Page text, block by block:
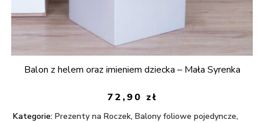
Balon z helem oraz imieniem dziecka – Mała Syrenka
72,90 zł
Kategorie: Prezenty na Roczek,Balony foliowe pojedyncze,